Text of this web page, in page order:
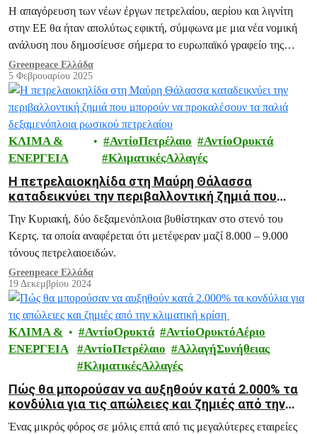
Η απαγόρευση των νέων έργων πετρελαίου, αερίου και λιγνίτη
στην ΕΕ θα ήταν απολύτως εφικτή, σύμφωνα με μια νέα νομική
ανάλυση που δημοσίευσε σήμερα το ευρωπαϊκό γραφείο της
Greenpeace.
Greenpeace Ελλάδα
5 Φεβρουαρίου 2025
ΚΛΙΜΑ &
ΕΝΕΡΓΕΙΑ
ΑντίοΠετρέλαιο
ΑντίοΟρυκτά
ΚλιματικέςΑλλαγές
Η πετρελαιοκηλίδα στη Μαύρη Θάλασσα
καταδεικνύει την περιβαλλοντική ζημιά που
μπορούν να προκαλέσουν τα παλιά
δεξαμενόπλοια ρωσικού πετρελαίου
Την Κυριακή, δύο δεξαμενόπλοια βυθίστηκαν στο στενό του
Κερτς. τα οποία αναφέρεται ότι μετέφεραν μαζί 8.000 – 9.000
τόνους πετρελαιοειδών.
Greenpeace Ελλάδα
19 Δεκεμβρίου 2024
ΚΛΙΜΑ &
ΕΝΕΡΓΕΙΑ
ΑντίοΟρυκτά
ΑντίοΟρυκτόΑέριο
ΑντίοΠετρέλαιο
ΑλλαγήΣυνήθειας
ΚλιματικέςΑλλαγές
Πώς θα μπορούσαν να αυξηθούν κατά 2.000% τα
κονδύλια για τις απώλειες και ζημιές από την
κλιματική κρίση
Ένας μικρός φόρος σε μόλις επτά από τις μεγαλύτερες εταιρείες